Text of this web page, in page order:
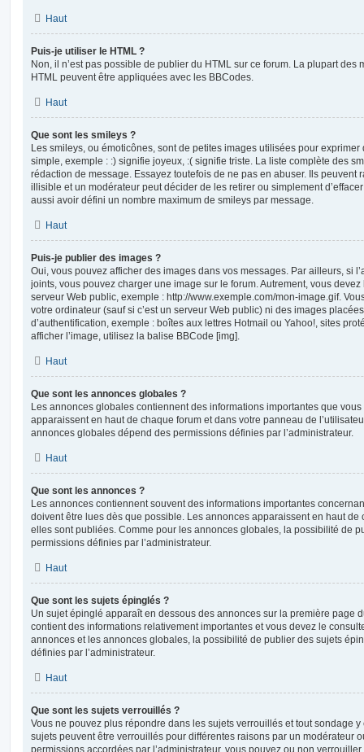
Haut
Puis-je utiliser le HTML ?
Non, il n’est pas possible de publier du HTML sur ce forum. La plupart des
HTML peuvent être appliquées avec les BBCodes.
Haut
Que sont les smileys ?
Les smileys, ou émoticônes, sont de petites images utilisées pour
simple, exemple : :) signifie joyeux, :( signifie triste. La liste complète des
rédaction de message. Essayez toutefois de ne pas en abuser. Ils peuvent
illisible et un modérateur peut décider de les retirer ou simplement
aussi avoir défini un nombre maximum de smileys par message.
Haut
Puis-je publier des images ?
Oui, vous pouvez afficher des images dans vos messages. Par ailleurs, si
joints, vous pouvez charger une image sur le forum. Autrement, vous
serveur Web public, exemple : http://www.exemple.com/mon-image.gif.
votre ordinateur (sauf si c’est un serveur Web public) ni des images
d’authentification, exemple : boîtes aux lettres Hotmail ou Yahoo!, sites
afficher l’image, utilisez la balise BBCode [img].
Haut
Que sont les annonces globales ?
Les annonces globales contiennent des informations importantes que
apparaissent en haut de chaque forum et dans votre panneau de
annonces globales dépend des permissions définies par l’administrateur.
Haut
Que sont les annonces ?
Les annonces contiennent souvent des informations importantes
doivent être lues dès que possible. Les annonces apparaissent en haut
elles sont publiées. Comme pour les annonces globales, la possibilité de
permissions définies par l’administrateur.
Haut
Que sont les sujets épinglés ?
Un sujet épinglé apparaît en dessous des annonces sur la première page
contient des informations relativement importantes et vous devez le
annonces et les annonces globales, la possibilité de publier des sujets
définies par l’administrateur.
Haut
Que sont les sujets verrouillés ?
Vous ne pouvez plus répondre dans les sujets verrouillés et tout sondage
sujets peuvent être verrouillés pour différentes raisons par un modérateur
permissions accordées par l’administrateur, vous pouvez ou non